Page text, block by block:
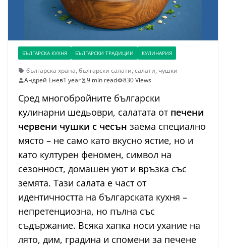
БЪЛГАРСКА КУХНЯ БЪЛГАРСКИ ТРАДИЦИИ КУЛИНАРИЯ
българска храна, български салати, салати, чушки
Андрей Енев1 year 9 min read 830 Views
Сред многобройните български
кулинарни шедьоври, салатата от печени
червени чушки с чесън заема специално
място – не само като вкусно ястие, но и
като културен феномен, символ на
сезонност, домашен уют и връзка със
земята. Тази салата е част от
идентичността на българската кухня –
непретенциозна, но пълна със
съдържание. Всяка хапка носи ухание на
лято, дим, градина и спомени за печене